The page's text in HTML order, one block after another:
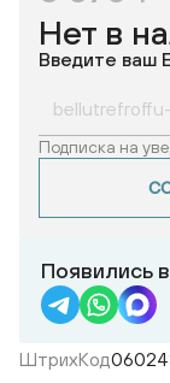
Нет в
Введите ваш
Подписка на
Появились
ШтрихКод